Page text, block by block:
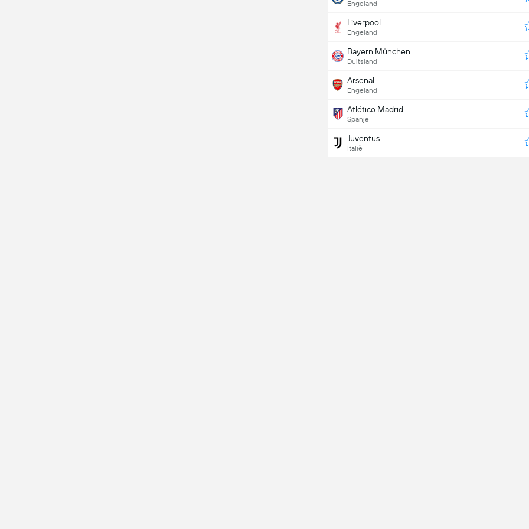
Engeland
Liverpool
Engeland
Bayern München
Duitsland
Arsenal
Engeland
Atlético Madrid
Spanje
Juventus
Italië